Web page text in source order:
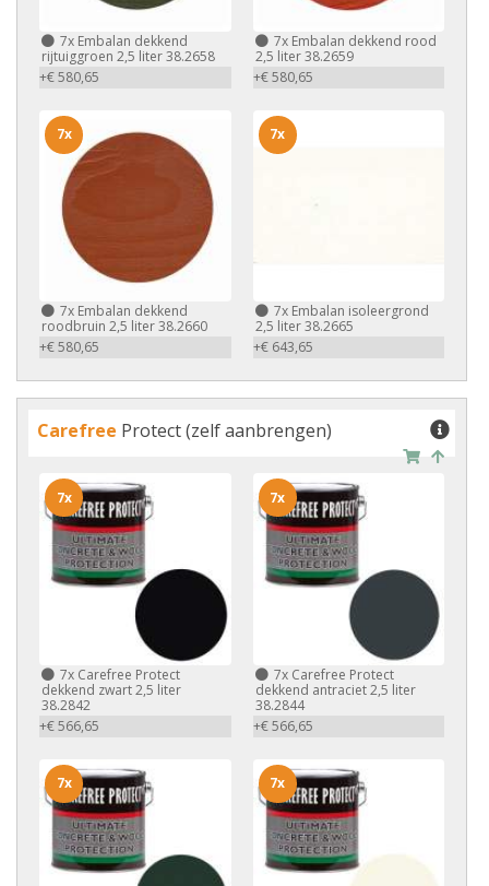
7x Embalan dekkend
rijtuiggroen 2,5 liter 38.2658
+€ 580,65
7xEmbalan dekkend rood
2,5 liter 38.2659
+€ 580,65
7x Embalan dekkend
roodbruin 2,5 liter 38.2660
+€ 580,65
7x
7xEmbalan isoleergrond
2,5 liter 38.2665
+€ 643,65
7x
Carefree Protect (zelf aanbrengen)
7x Carefree Protect
dekkend zwart 2,5 liter
38.2842
+€ 566,65
7x
7xCarefree Protect
dekkend antraciet 2,5 liter
38.2844
+€ 566,65
7x
7x 7x